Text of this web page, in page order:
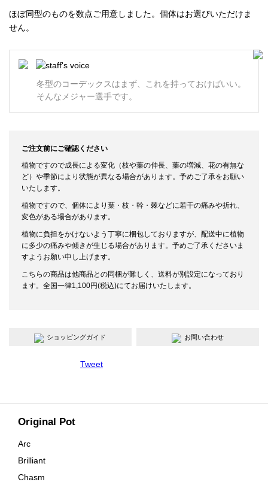
Original Pot
Arc
Brilliant
Chasm
ほぼ同型のものを数点ご用意しました。個体はお選びいただけま
せん。
冬型のコーデックスはまず、これを持っておけばいい。
そんなメジャー選手です。
ご注文前にご確認ください
植物ですので成長による変化（枝や葉の伸長、葉の増減、花の有無な
ど）や季節により状態が異なる場合があります。予めご了承をお願い
いたします。
植物ですので、個体により葉・枝・幹・棘などに若干の痛みや折れ、
変色がある場合があります。
植物に負担をかけないよう丁寧に梱包しておりますが、配送中に植物
に多少の痛みや傾きが生じる場合があります。予めご了承くださいま
すようお願い申し上げます。
こちらの商品は他商品との同梱が難しく、送料が別設定になっており
ます。全国一律1,100円(税込)にてお届けいたします。
ショッピングガイド お問い合わせ
Tweet